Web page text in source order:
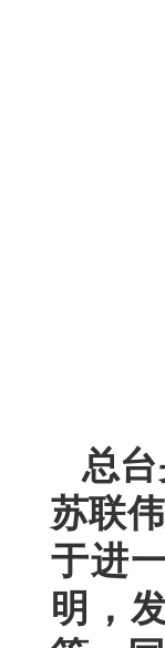
总
苏联
于进
明，